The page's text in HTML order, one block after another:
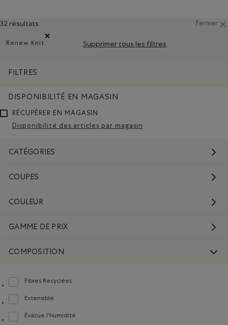
32 résultats Fermer
Renew Knit
Supprimer le filtre Classé selon Composition : Renew
Supprimer tous les filtres
FILTRES
DISPONIBILITÉ EN MAGASIN
RÉCUPÉRER EN MAGASIN
Disponibilité des articles par magasin
CATÉGORIES
COUPES
COULEUR
GAMME DE PRIX
COMPOSITION
Fibres Recyclées
Classer selon Composition : FibresRecyclées(RecycledFibres)
Extensible
Classer selon Composition : Extensible(Stretch)
Évacue l'humidité
Classer selon Composition : Évacuel'humidité(MoistureWicking)